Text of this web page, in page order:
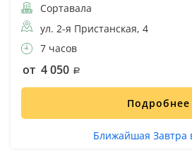
Сортавала
ул. 2-я Пристанская, 4
7 часов
от 4 050
Подробнее
Ближайшая Завтра